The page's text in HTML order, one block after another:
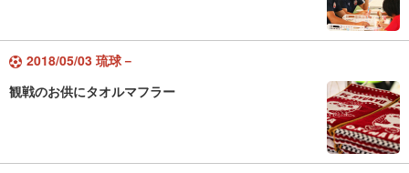
2018/05/03 琉球－
観戦のお供にタオルマフラー